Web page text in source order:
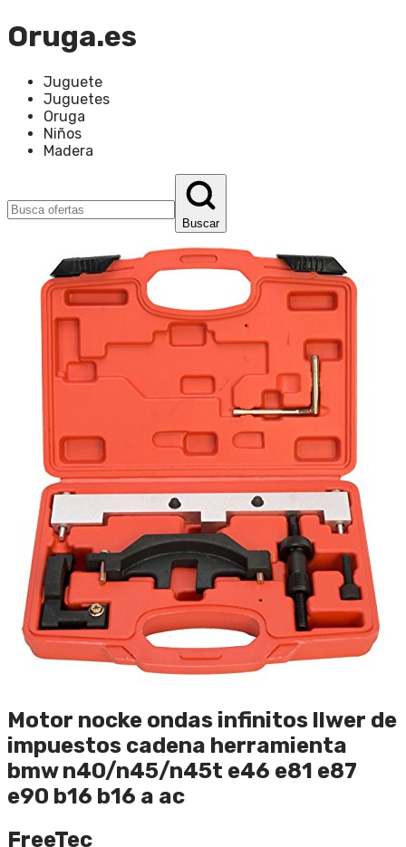
Oruga.es
Juguete
Juguetes
Oruga
Niños
Madera
Buscar
Motor nocke ondas infinitos llwer de
impuestos cadena herramienta
bmw n40/n45/n45t e46 e81 e87
e90 b16 b16 a ac
FreeTec